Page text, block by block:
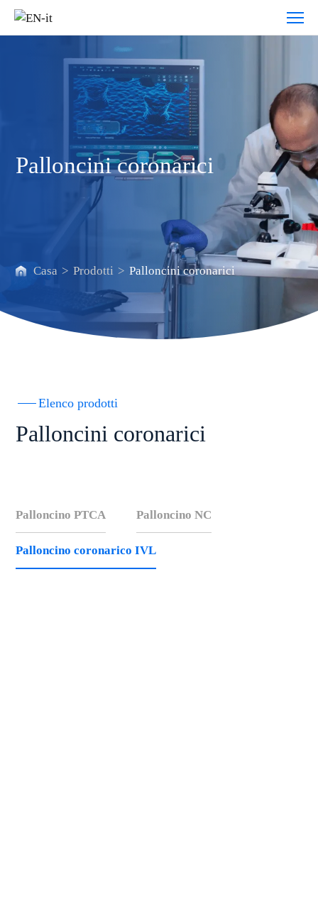
Palloncini
coronarici
Palloncini coronarici
Casa > Prodotti > Palloncini coronarici
Elenco prodotti
Palloncini coronarici
Palloncino PTCA Palloncino NC
Palloncino coronarico IVL